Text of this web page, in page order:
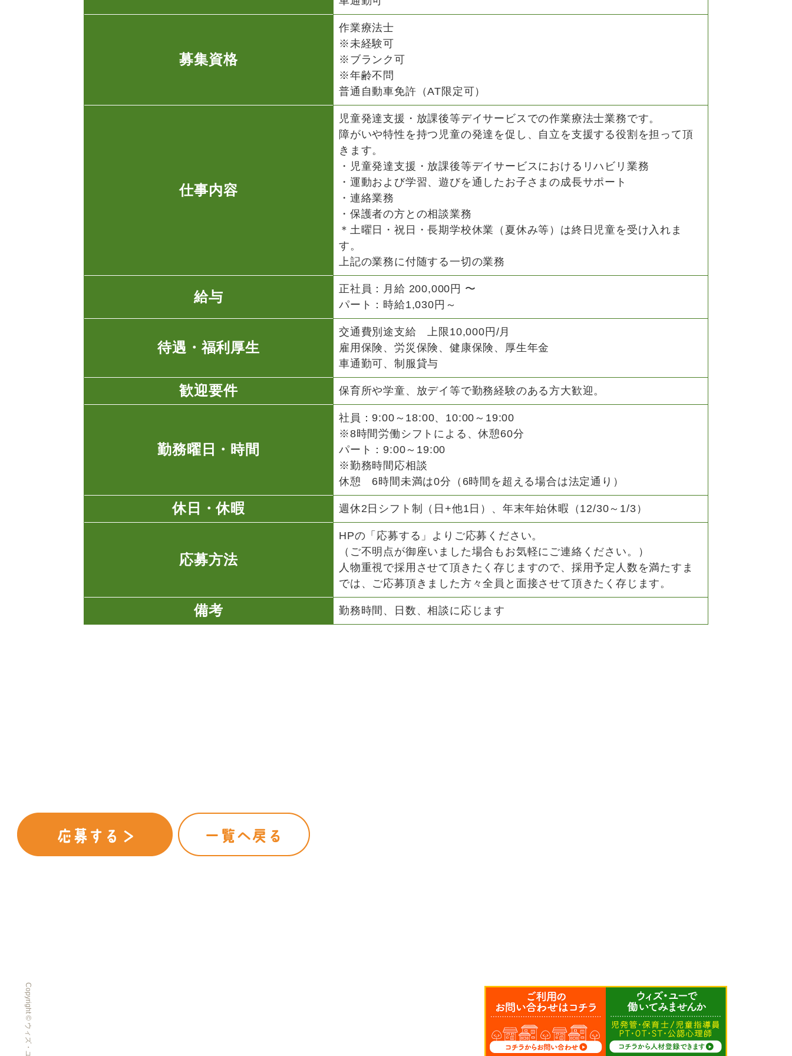
募集資格
作業療法士
※未経験可
※ブランク可
※年齢不問
普通自動車免許（AT限定可）
仕事内容
児童発達支援・放課後等デイサービスでの作業療法士業務です。
障がいや特性を持つ児童の発達を促し、自立を支援する役割を担って頂
きます。
・児童発達支援・放課後等デイサービスにおけるリハビリ業務
・運動および学習、遊びを通したお子さまの成長サポート
・連絡業務
・保護者の方との相談業務
＊土曜日・祝日・長期学校休業（夏休み等）は終日児童を受け入れま
す。
上記の業務に付随する一切の業務
給与
正社員：月給 200,000円 〜
パート：時給1,030円～
待遇・福利厚生
交通費別途支給 上限10,000円/月
雇用保険、労災保険、健康保険、厚生年金
車通勤可、制服貸与
歓迎要件 保育所や学童、放デイ等で勤務経験のある方大歓迎。
勤務曜日・時間
社員：9:00～18:00、10:00～19:00
※8時間労働シフトによる、休憩60分
パート：9:00～19:00
※勤務時間応相談
休憩 6時間未満は0分（6時間を超える場合は法定通り）
休日・休暇 週休2日シフト制（日+他1日）、年末年始休暇（12/30～1/3）
応募方法
HPの「応募する」よりご応募ください。
（ご不明点が御座いました場合もお気軽にご連絡ください。）
人物重視で採用させて頂きたく存じますので、採用予定人数を満たすま
では、ご応募頂きました方々全員と面接させて頂きたく存じます。
備考 勤務時間、日数、相談に応じます